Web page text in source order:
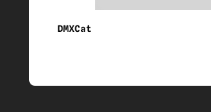
DMXCat